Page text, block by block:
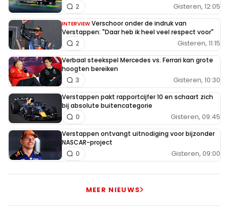
Gisteren, 12:05
2
INTERVIEW Verschoor onder de indruk van
Verstappen: "Daar heb ik heel veel respect voor"
Gisteren, 11:15
2
Verbaal steekspel Mercedes vs. Ferrari kan grote
hoogten bereiken
Gisteren, 10:30
3
Verstappen pakt rapportcijfer 10 en schaart zich
bij absolute buitencategorie
Gisteren, 09:45
0
Verstappen ontvangt uitnodiging voor bijzonder
NASCAR-project
Gisteren, 09:00
0
MEER NIEUWS